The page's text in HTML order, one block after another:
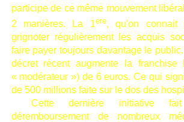
participe de ce même mouvement
2 manières. La 1ere, qu'on connait
grignoter régulièrement les acquis
faire payer toujours davantage le
décret récent augmente la franchise
« modérateur ») de 6 euros. Ce qui
de 500 millions faite sur le dos des
Cette dernière initiative
déremboursement de nombreux